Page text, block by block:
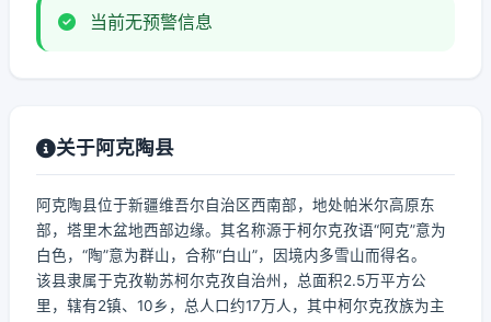
当前无预警信息
关于阿克陶县
阿克陶县位于新疆维吾尔自治区西南部，地处帕米尔高原东
部，塔里木盆地西部边缘。其名称源于柯尔克孜语“阿克”意为
白色，“陶”意为群山，合称“白山”，因境内多雪山而得名。
该县隶属于克孜勒苏柯尔克孜自治州，总面积2.5万平方公
里，辖有2镇、10乡，总人口约17万人，其中柯尔克孜族为主